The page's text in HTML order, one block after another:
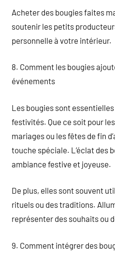
Acheter des bougies faites
soutenir les petits
personnelle à votre intérieur.
8. Comment les bougies
événements
Les bougies sont
festivités. Que ce soit pour
mariages ou les fêtes de fin
touche spéciale. L’éclat des
ambiance festive et joyeuse.
De plus, elles sont souvent
rituels ou des traditions.
représenter des souhaits ou
9. Comment intégrer des